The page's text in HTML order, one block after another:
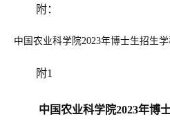
附：
中国农业科学院2023年博士生招生
附1
中国农业科学院2023年博